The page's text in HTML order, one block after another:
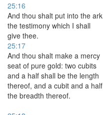
25:16
And thou shalt put into the ark
the testimony which I shall
give thee.
25:17
And thou shalt make a mercy
seat of pure gold: two cubits
and a half shall be the length
thereof, and a cubit and a half
the breadth thereof.